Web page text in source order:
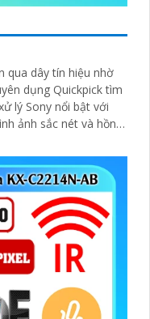
qua dây tín hiệu nhờ
dụng Quickpick tìm
ảnh sắc nét và hồng